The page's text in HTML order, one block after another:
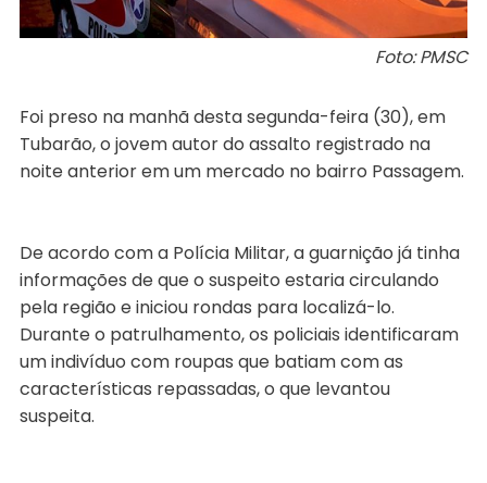
Foto: PMSC
Foi preso na manhã desta segunda-feira (30), em
Tubarão, o jovem autor do assalto registrado na
noite anterior em um mercado no bairro Passagem.
De acordo com a Polícia Militar, a guarnição já tinha
informações de que o suspeito estaria circulando
pela região e iniciou rondas para localizá-lo.
Durante o patrulhamento, os policiais identificaram
um indivíduo com roupas que batiam com as
características repassadas, o que levantou
suspeita.